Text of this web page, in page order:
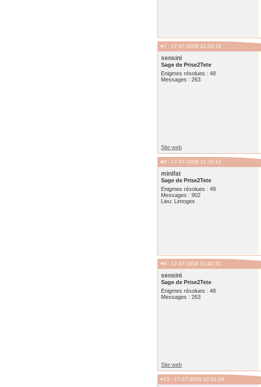
#7 - 17-07-2008 11:04:16
sensini
Sage de Prise2Tete
Enigmes résolues : 48
Messages : 263
Site web
#8 - 17-07-2008 11:16:12
minifat
Sage de Prise2Tete
Enigmes résolues : 49
Messages : 902
Lieu: Limoges
#9 - 17-07-2008 11:40:51
sensini
Sage de Prise2Tete
Enigmes résolues : 48
Messages : 263
Site web
#10 - 17-07-2008 12:31:04